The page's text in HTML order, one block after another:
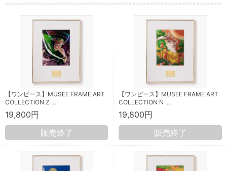
【ワンピース】MUSEE FRAME ART
COLLECTION Z …
19,800円
販売終了
【ワンピース】MUSEE FRAME ART
COLLECTION N …
19,800円
販売終了